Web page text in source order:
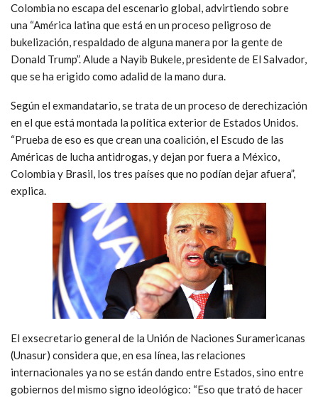
Colombia no escapa del escenario global, advirtiendo sobre
una “América latina que está en un proceso peligroso de
bukelización, respaldado de alguna manera por la gente de
Donald Trump”. Alude a Nayib Bukele, presidente de El Salvador,
que se ha erigido como adalid de la mano dura.
Según el exmandatario, se trata de un proceso de derechización
en el que está montada la política exterior de Estados Unidos.
“Prueba de eso es que crean una coalición, el Escudo de las
Américas de lucha antidrogas, y dejan por fuera a México,
Colombia y Brasil, los tres países que no podían dejar afuera”,
explica.
El exsecretario general de la Unión de Naciones Suramericanas
(Unasur) considera que, en esa línea, las relaciones
internacionales ya no se están dando entre Estados, sino entre
gobiernos del mismo signo ideológico: “Eso que trató de hacer